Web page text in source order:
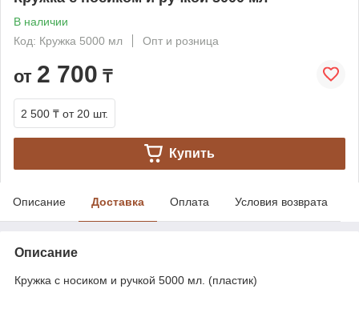
В наличии
Код: Кружка 5000 мл
Опт и розница
от 2 700 ₸
2 500 ₸ от 20 шт.
Купить
Описание Доставка Оплата Условия возврата
Описание
Кружка с носиком и ручкой 5000 мл. (пластик)